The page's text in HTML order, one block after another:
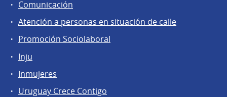
Comunicación
Atención a personas en situación de calle
Promoción Sociolaboral
Inju
Inmujeres
Uruguay Crece Contigo